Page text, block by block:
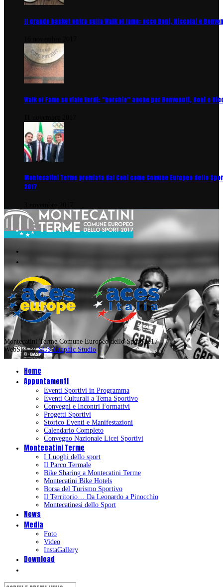
Il grande basket entra sulla Walk of fame: ecco Boni, Niccolai e
Walk of Fame su viale Verdi: “borchie” anche per Benvenuti, Boni e
Montecatini Terme premiata dal Coni come Comune Europeo dello
2017
Montecatini Terme Comune Europeo dello Sport 2017
WebSite bySGS Graphic Studio
Home
Appuntamenti
Eventi Sportivi in Programma
Eventi Culturali a Tema Sportivo
Convegni e Incontri Formativi
Progetti Sportivi
Storico Eventi e Manifestazioni
Calendario Completo
Convegno Nazionale Licei Sportivi
Montecatini Terme
I Luoghi dello sport
Il Parco Termale
Bike Sharing a Montecatini Terme
Montecatini Bike Hotels
Borsa del Turismo Sportivo
Il Territorio… Da Leonardo a Pinocchio
Montecatinesi dello Sport
News
Media
Foto
Video
InstaGallery
Download